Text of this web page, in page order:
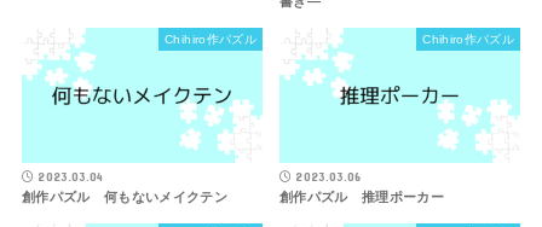
Chihiro作パズル
2023.03.04
創作パズル 何もないメイクテン
Chihiro作パズル
2023.03.06
創作パズル 推理ポーカー